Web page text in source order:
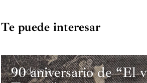
Te puede interesar
Academia
90 aniversario de “El